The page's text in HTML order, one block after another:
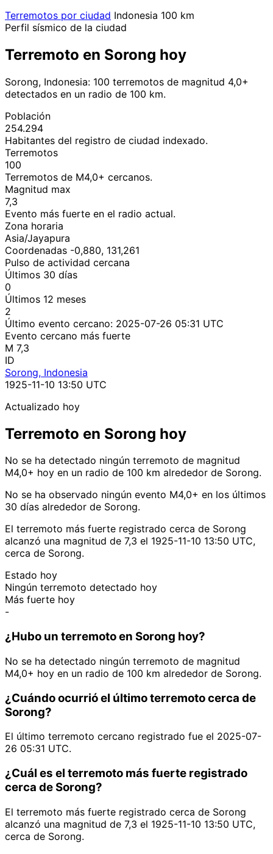
Terremotos por ciudad Indonesia 100 km
Perfil sísmico de la ciudad
Terremoto en Sorong hoy
Sorong, Indonesia: 100 terremotos de magnitud 4,0+
detectados en un radio de 100 km.
Población
254.294
Habitantes del registro de ciudad indexado.
Terremotos
100
Terremotos de M4,0+ cercanos.
Magnitud max
7,3
Evento más fuerte en el radio actual.
Zona horaria
Asia/Jayapura
Coordenadas -0,880, 131,261
Pulso de actividad cercana
Últimos 30 días
0
Últimos 12 meses
2
Último evento cercano: 2025-07-26 05:31 UTC
Evento cercano más fuerte
M 7,3
ID
Sorong, Indonesia
1925-11-10 13:50 UTC
Actualizado hoy
Terremoto en Sorong hoy
No se ha detectado ningún terremoto de magnitud
M4,0+ hoy en un radio de 100 km alrededor de Sorong.
No se ha observado ningún evento M4,0+ en los últimos
30 días alrededor de Sorong.
El terremoto más fuerte registrado cerca de Sorong
alcanzó una magnitud de 7,3 el 1925-11-10 13:50 UTC,
cerca de Sorong.
Estado hoy
Ningún terremoto detectado hoy
Más fuerte hoy
-
¿Hubo un terremoto en Sorong hoy?
No se ha detectado ningún terremoto de magnitud
M4,0+ hoy en un radio de 100 km alrededor de Sorong.
¿Cuándo ocurrió el último terremoto cerca de
Sorong?
El último terremoto cercano registrado fue el 2025-07-
26 05:31 UTC.
¿Cuál es el terremoto más fuerte registrado
cerca de Sorong?
El terremoto más fuerte registrado cerca de Sorong
alcanzó una magnitud de 7,3 el 1925-11-10 13:50 UTC,
cerca de Sorong.